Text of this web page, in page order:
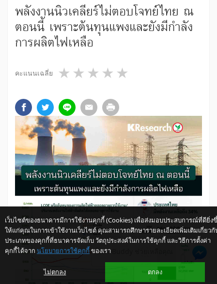
พลังงานนิวเคลียร์ไม่ตอบโจทย์ไทย ณ
ตอนนี้ เพราะต้นทุนแพงและยังมีกำลัง
การผลิตไฟเหลือ
คะแนนเฉลี่ย 4 stars
3 stars
2 stars
1 star
เว็บไซต์ของธนาคารมีการใช้งานคุกกี้ (Cookies) เพื่อส่งมอบประสบการณ์ที่ดียิ่ง
ให้แก่คุณในการเข้าใช้งานเว็บไซต์ คุณสามารถศึกษารายละเอียดเพิ่มเติมเกี่ยวกั
ประเภทของคุกกี้ที่ธนาคารจัดเก็บ วัตถุประสงค์ในการใช้คุกกี้ และวิธีการตั้งค่า
คุกกี้ได้จาก นโยบายการใช้คุกกี้ ของเรา
ไม่ตกลง ตกลง
ให้ K-Buddy ช่วยเหลือคุณ